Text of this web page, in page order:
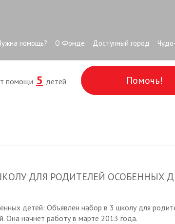
помощь? О Фонде Доступный город
помощи 5 детей Помочь!
ДЛЯ РОДИТЕЛЕЙ ОСОБЕННЫХ
детей: Объявлен набор в 3 школу для
Она начнет работу в марте 2013 года.